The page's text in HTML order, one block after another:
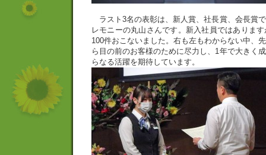
ラスト3名の表彰は、新人賞、社長賞、会長賞
レモニーの丸山さんです。新入社員ではありま
100件おこないました。右も左もわからない中、
ら目の前のお客様のために尽力し、1年で大きく
らなる活躍を期待しています。